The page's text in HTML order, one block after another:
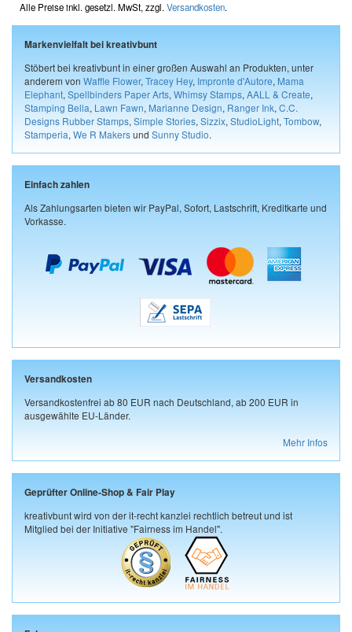
Alle Preise inkl. gesetzl. MwSt, zzgl. Versandkosten.
Markenvielfalt bei kreativbunt
Stöbert bei kreativbunt in einer großen Auswahl an Produkten, unter
anderem von Waffle Flower, Tracey Hey, Impronte d'Autore, Mama
Elephant, Spellbinders Paper Arts, Whimsy Stamps, AALL & Create,
Stamping Bella, Lawn Fawn, Marianne Design, Ranger Ink, C.C.
Designs Rubber Stamps, Simple Stories, Sizzix, StudioLight, Tombow,
Stamperia, We R Makersund Sunny Studio.
Einfach zahlen
Als Zahlungsarten bieten wir PayPal, Sofort, Lastschrift, Kreditkarte und
Vorkasse.
Versandkosten
Versandkostenfrei ab 80 EUR nach Deutschland, ab 200 EUR in
ausgewählte EU-Länder.
Mehr Infos
Geprüfter Online-Shop & Fair Play
kreativbunt wird von der it-recht kanzlei rechtlich betreut und ist
Mitglied bei der Initiative "Fairness im Handel".